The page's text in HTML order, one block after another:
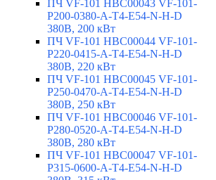
ПЧ VF-101 HBC00043 VF-101-
P200-0380-A-T4-E54-N-H-D
380В, 200 кВт
ПЧ VF-101 HBC00044 VF-101-
P220-0415-A-T4-E54-N-H-D
380В, 220 кВт
ПЧ VF-101 HBC00045 VF-101-
P250-0470-A-T4-E54-N-H-D
380В, 250 кВт
ПЧ VF-101 HBC00046 VF-101-
P280-0520-A-T4-E54-N-H-D
380В, 280 кВт
ПЧ VF-101 HBC00047 VF-101-
P315-0600-A-T4-E54-N-H-D